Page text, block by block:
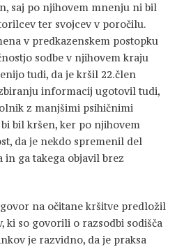
saj po njihovem mnenju ni bil
ter svojcev v poročilu.
v predkazenskem postopku
sodbe v njihovem kraju
tudi, da je kršil 22.člen
informacij ugotovil tudi,
z manjšimi psihičnimi
bil kršen, ker po njihovem
da je nekdo spremenil del
ga takega objavil brez
na očitane kršitve predložil
ki so govorili o razsodbi sodišča
je razvidno, da je praksa